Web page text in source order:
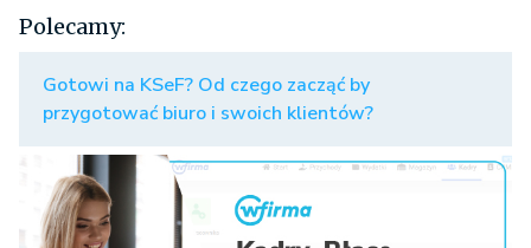
Polecamy:
Gotowi na KSeF? Od czego zacząć by
przygotować biuro i swoich klientów?